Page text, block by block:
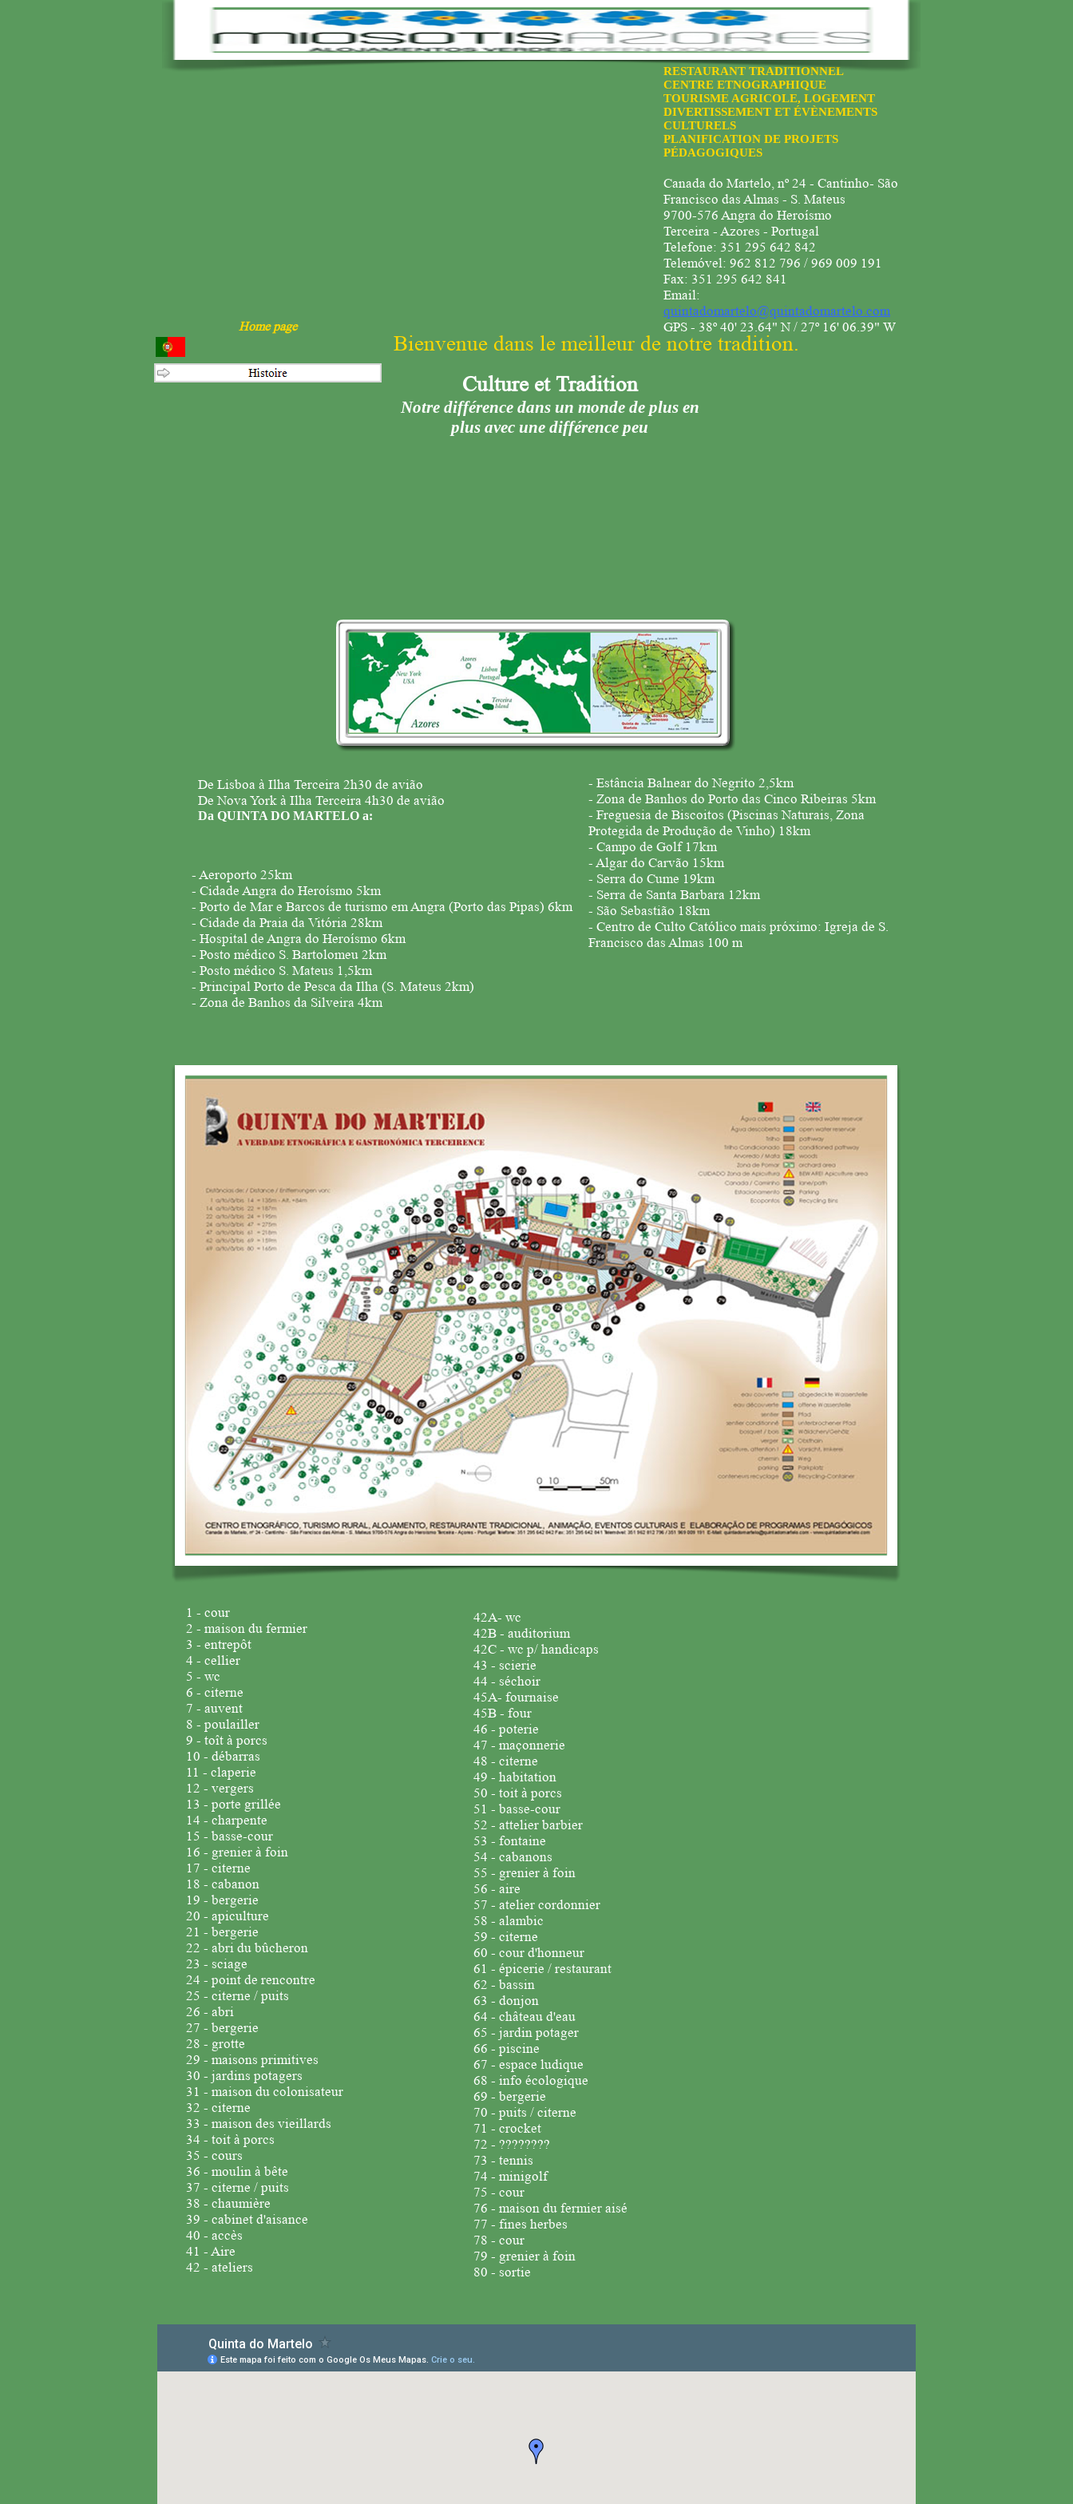
- Aeroporto 25km
- Cidade Angra do Heroísmo 5km
- Porto de Mar e Barcos de turismo em Angra (Porto das Pipas) 6km
- Cidade da Praia da Vitória 28km
- Hospital de Angra do Heroísmo 6km
- Posto médico S. Bartolomeu 2km
- Posto médico S. Mateus 1,5km
- Principal Porto de Pesca da Ilha (S. Mateus 2km)
- Zona de Banhos da Silveira 4km
De Lisboa à Ilha Terceira 2h30 de avião
De Nova York à Ilha Terceira 4h30 de avião
Da QUINTA DO MARTELO a:
1 - cour
2 - maison du fermier
3 - entrepôt
4 - cellier
5 - wc
6 - citerne
7 - auvent
8 - poulailler
9 - toît à porcs
10 - débarras
11 - claperie
12 - vergers
13 - porte grillée
14 - charpente
15 - basse-cour
16 - grenier à foin
17 - citerne
18 - cabanon
19 - bergerie
20 - apiculture
21 - bergerie
22 - abri du bûcheron
23 - sciage
24 - point de rencontre
25 - citerne / puits
26 - abri
27 - bergerie
28 - grotte
29 - maisons primitives
30 - jardins potagers
31 - maison du colonisateur
32 - citerne
33 - maison des vieillards
34 - toit à porcs
35 - cours
36 - moulin à bête
37 - citerne / puits
38 - chaumière
39 - cabinet d'aisance
40 - accès
41 - Aire
42 - ateliers
42A- wc
42B - auditorium
42C - wc p/ handicaps
43 - scierie
44 - séchoir
45A- fournaise
45B - four
46 - poterie
47 - maçonnerie
48 - citerne
49 - habitation
50 - toit à porcs
51 - basse-cour
52 - attelier barbier
53 - fontaine
54 - cabanons
55 - grenier à foin
56 - aire
57 - atelier cordonnier
58 - alambic
59 - citerne
60 - cour d'honneur
61 - épicerie / restaurant
62 - bassin
63 - donjon
64 - château d'eau
65 - jardin potager
66 - piscine
67 - espace ludique
68 - info écologique
69 - bergerie
70 - puits / citerne
71 - crocket
72 - ????????
73 - tennis
74 - minigolf
75 - cour
76 - maison du fermier aisé
77 - fines herbes
78 - cour
79 - grenier à foin
80 - sortie
- Estância Balnear do Negrito 2,5km
- Zona de Banhos do Porto das Cinco Ribeiras 5km
- Freguesia de Biscoitos (Piscinas Naturais, Zona
Protegida de Produção de Vinho) 18km
- Campo de Golf 17km
- Algar do Carvão 15km
- Serra do Cume 19km
- Serra de Santa Barbara 12km
- São Sebastião 18km
- Centro de Culto Católico mais próximo: Igreja de S.
Francisco das Almas 100 m
RESTAURANT TRADITIONNEL
CENTRE ETNOGRAPHIQUE
TOURISME AGRICOLE, LOGEMENT
DIVERTISSEMENT ET ÉVÈNEMENTS
CULTURELS
PLANIFICATION DE PROJETS
PÉDAGOGIQUES
Canada do Martelo, nº 24 - Cantinho- São
Francisco das Almas - S. Mateus
9700-576 Angra do Heroísmo
Terceira - Azores - Portugal
Telefone: 351 295 642 842
Telemóvel: 962 812 796 / 969 009 191
Fax: 351 295 642 841
Email:
quintadomartelo@quintadomartelo.com
GPS - 38º 40' 23.64" N / 27º 16' 06.39" W
Bienvenue dans le meilleur de notre tradition.
Culture et Tradition
Notre différence dans un monde de plus en
plus avec une différence peu
Home page